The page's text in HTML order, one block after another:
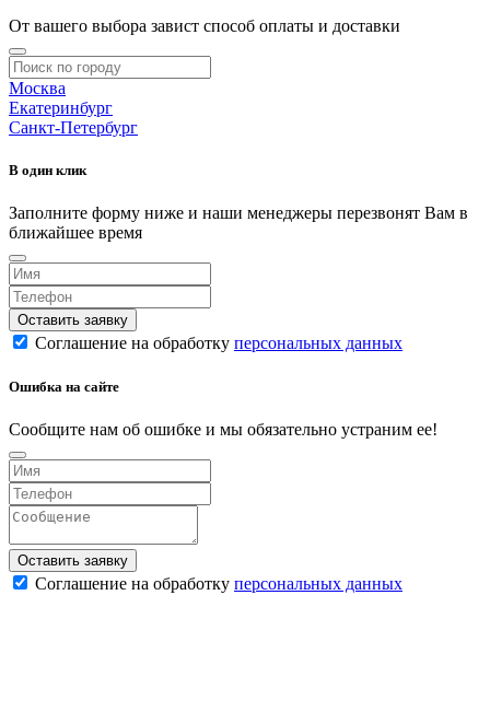
От вашего выбора завист способ оплаты и доставки
Москва
Екатеринбург
Санкт-Петербург
В один клик
Заполните форму ниже и наши менеджеры перезвонят Вам в
ближайшее время
Оставить заявку
Соглашение на обработку персональных данных
Ошибка на сайте
Сообщите нам об ошибке и мы обязательно устраним ее!
Оставить заявку
Соглашение на обработку персональных данных